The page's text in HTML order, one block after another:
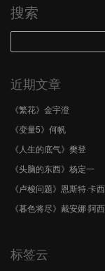
搜索
近期文章
《繁花》金宇澄
《变量5》何帆
《人生的底气》樊登
《头脑的东西》杨定一
《卢梭问题》恩斯特·卡
《暮色将尽》戴安娜·阿
标签云